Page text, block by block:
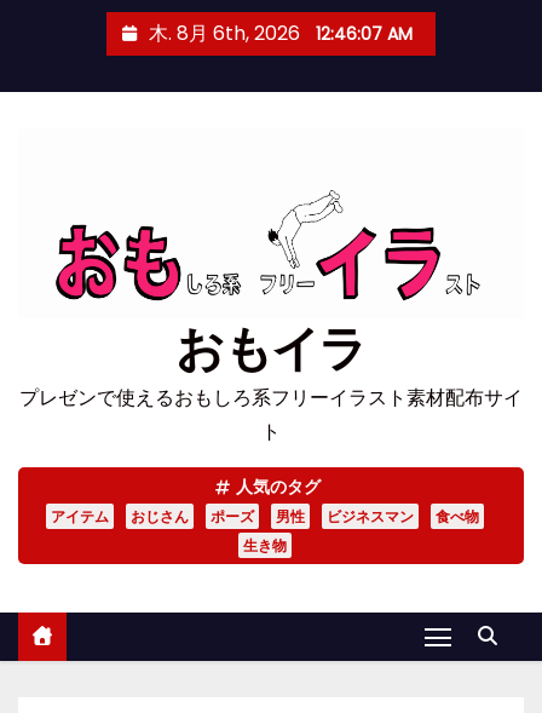
木. 8月 6th, 2026 12:46:07 AM
おもイラ
プレゼンで使えるおもしろ系フリーイラスト素材配布サイ
ト
人気のタグ
アイテム おじさん ポーズ 男性 ビジネスマン
食べ物
生き物